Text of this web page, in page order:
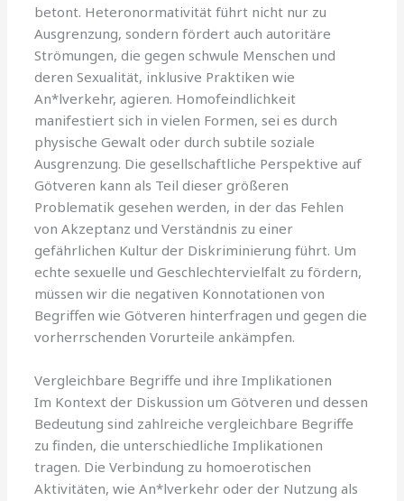
betont. Heteronormativität führt nicht nur zu
Ausgrenzung, sondern fördert auch autoritäre
Strömungen, die gegen schwule Menschen und
deren Sexualität, inklusive Praktiken wie
An*lverkehr, agieren. Homofeindlichkeit
manifestiert sich in vielen Formen, sei es durch
physische Gewalt oder durch subtile soziale
Ausgrenzung. Die gesellschaftliche Perspektive auf
Götveren kann als Teil dieser größeren
Problematik gesehen werden, in der das Fehlen
von Akzeptanz und Verständnis zu einer
gefährlichen Kultur der Diskriminierung führt. Um
echte sexuelle und Geschlechtervielfalt zu fördern,
müssen wir die negativen Konnotationen von
Begriffen wie Götveren hinterfragen und gegen die
vorherrschenden Vorurteile ankämpfen.
Vergleichbare Begriffe und ihre Implikationen
Im Kontext der Diskussion um Götveren und dessen
Bedeutung sind zahlreiche vergleichbare Begriffe
zu finden, die unterschiedliche Implikationen
tragen. Die Verbindung zu homoerotischen
Aktivitäten, wie An*lverkehr oder der Nutzung als